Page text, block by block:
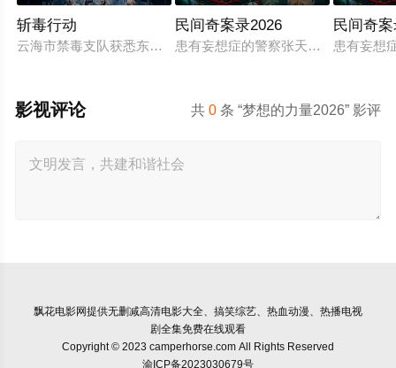
斩毒行动
云海市禁毒支队获悉东南亚毒王廖爷将携600余公斤毒品来云交
民间奇案录2026
患有妄想症的警察张天盛遇上一起离
民间奇
患有妄想
共0 条 “梦想的力量2026” 影评
影视评论
飘花电影网提供无删减高清电影大全、搞笑综艺、热血动漫、热播电视
剧全集免费在线观看
Copyright © 2023 camperhorse.com All Rights Reserved
渝ICP备2023030679号